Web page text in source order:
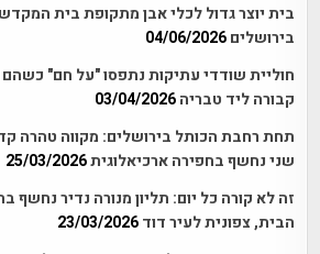
בית יוצר גדול לכלי אבן מתקופת בית
בירושלים 04/06/2026
חוליית שודדי עתיקות נתפסו "על חם"
קבורה ליד טבריה 03/04/2026
תחת רחבת הכותל בירושלים: מקווה טהרה
שני נחשף בחפירה ארכיאלוגית25/03/2026
זה לא קורה כל יום: תליון מנורה נדיר נחשף
הבית, צפונית לעיר דוד 23/03/2026